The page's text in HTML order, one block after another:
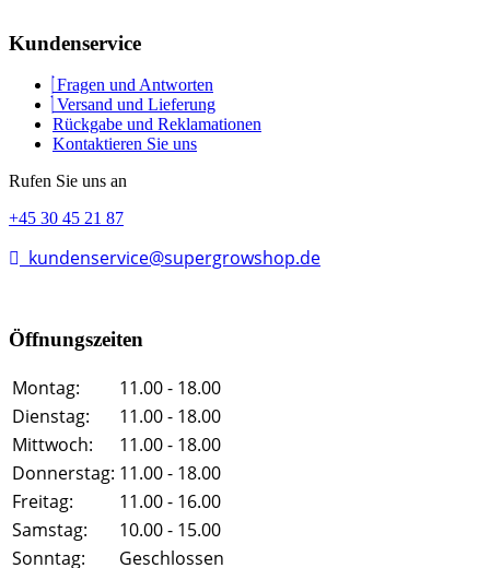
Kundenservice
Fragen und Antworten
Versand und Lieferung
Rückgabe und Reklamationen
Kontaktieren Sie uns
Rufen Sie uns an
+45 30 45 21 87
kundenservice@supergrowshop.de
Öffnungszeiten
Montag:
11.00 - 18.00
Dienstag:
11.00 - 18.00
Mittwoch:
11.00 - 18.00
Donnerstag: 11.00 - 18.00
Freitag:
11.00 - 16.00
Samstag:
10.00 - 15.00
Sonntag:
Geschlossen